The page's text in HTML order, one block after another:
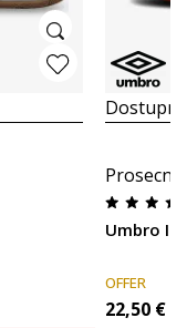
Umbro
OFFER
22,50 €